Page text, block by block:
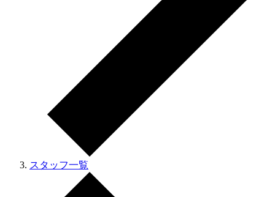
スタッフ一覧